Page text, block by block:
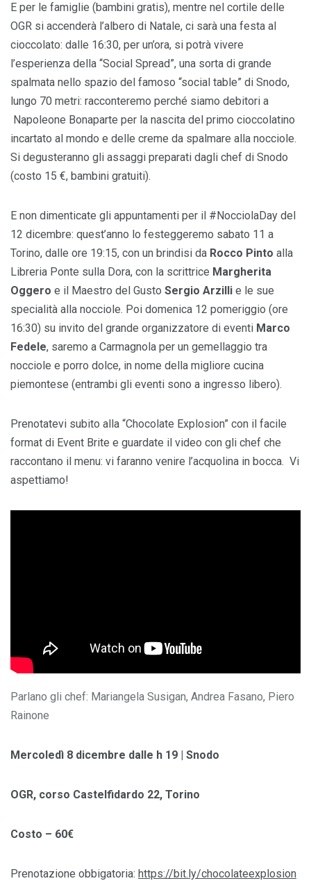
E per le famiglie (bambini gratis), mentre nel cortile delle
OGR si accenderà l’albero di Natale, ci sarà una festa al
cioccolato: dalle 16:30, per un’ora, si potrà vivere
l’esperienza della “Social Spread”, una sorta di grande
spalmata nello spazio del famoso “social table” di Snodo,
lungo 70 metri: racconteremo perché siamo debitori a
Napoleone Bonaparte per la nascita del primo cioccolatino
incartato al mondo e delle creme da spalmare alla nocciole.
Si degusteranno gli assaggi preparati dagli chef di Snodo
(costo 15 €, bambini gratuiti).
E non dimenticate gli appuntamenti per il #NocciolaDay del
12 dicembre: quest’anno lo festeggeremo sabato 11 a
Torino, dalle ore 19:15, con un brindisi da Rocco Pinto alla
Libreria Ponte sulla Dora, con la scrittrice Margherita
Oggero e il Maestro del Gusto Sergio Arzilli e le sue
specialità alla nocciole. Poi domenica 12 pomeriggio (ore
16:30) su invito del grande organizzatore di eventi Marco
Fedele, saremo a Carmagnola per un gemellaggio tra
nocciole e porro dolce, in nome della migliore cucina
piemontese (entrambi gli eventi sono a ingresso libero).
Prenotatevi subito alla “Chocolate Explosion” con il facile
format di Event Brite e guardate il video con gli chef che
raccontano il menu: vi faranno venire l’acquolina in bocca. Vi
aspettiamo!
Parlano gli chef: Mariangela Susigan, Andrea Fasano, Piero
Rainone
Mercoledì 8 dicembre dalle h 19 | Snodo
OGR, corso Castelfidardo 22, Torino
Costo – 60€
Prenotazione obbigatoria: https://bit.ly/chocolateexplosion